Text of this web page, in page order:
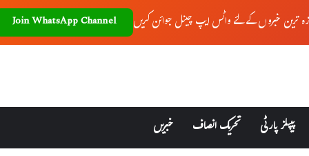
ترین خبروں کے لئے واٹس ایپ چینل جوائن کریں Join WhatsApp Channel
پیپلز پارٹی تحریک انصاف خبریں